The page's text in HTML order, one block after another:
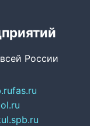
России
fas.ru